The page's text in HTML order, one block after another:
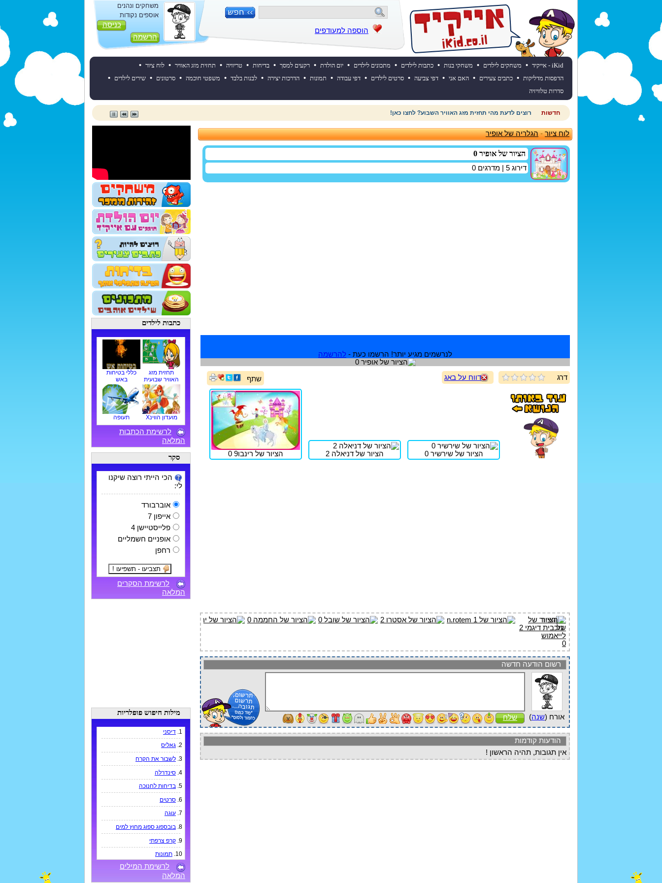
הוספה למעודפים
משחקים ונהנים
אוספים נקודות
כניסה
הרשמה
iKid - אייקיד • משחקים לילדים • משחקי בנות • כתבות לילדים • מתכונים לילדים • יום הולדת • רקעים למסך • בדיחות • טריוויה • תחזית מזג האוויר • לוח ציור •
הדפסות מדליקות • כתבים צעירים • האם אני • דפי צביעה • סרטים לילדים • דפי עבודה • תמונות • הדרכות יצירה • לבנות בלבד • משפטי חוכמה • סרטונים • שירים לילדים •
סדרות טלוויזיה
חדשות רוצים לדעת מהי תחזית מזג האוויר השבוע? לחצו כאן!
לוח ציור-הגלריה של אופיר
הציור של אופיר 0
דירוג 5 | מדרגים 0
לנרשמים מגיע יותר! הרשמו כעת - להרשמה
דרג דווח על באג שתף
הציור של שירשיר 0 הציור של דניאלה 2 הציור של רינבו9 0
רשום הודעה חדשה
אורח (שנה) שלח
הודעות קודמות
אין תגובות, תהיה הראשון !
כתבות לילדים
תחזית מזג
האוויר שבועית
כללי בטיחות
באש
מועדון הווינX תעופה
לרשימת הכתבות
המלאה
סקר
הכי הייתי רוצה שיקנו
לי:
אוברבורד
אייפון 7
פלייסטיישן 4
אופניים חשמליים
רחפן
לרשימת הסקרים
המלאה
מילות חיפוש פופלריות
1. דיסני
2. גאליס
3. לשבור את הקרח
4. סינדרלה
5. בדיחות לחנוכה
6. סרטים
7. עוגה
8. בובספוג ספוג מחוץ למים
9. קרפ צרפתי
10. תמונות
לרשימת המילים
המלאה